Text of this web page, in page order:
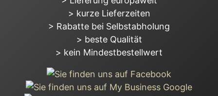
> kurze Lieferzeiten
> Rabatte bei Selbstabholung
> beste Qualität
> kein Mindestbestellwert